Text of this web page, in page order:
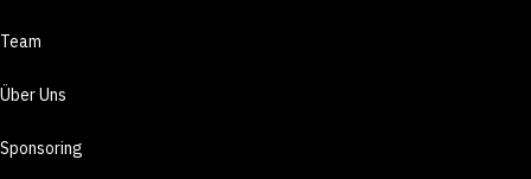
Team
Über Uns
Sponsoring